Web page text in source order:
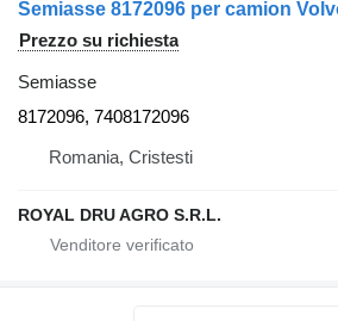
Semiasse 8172096 per camion
Prezzo su richiesta
Semiasse
8172096, 7408172096
Romania, Cristesti
ROYAL DRU AGRO S.R.L.